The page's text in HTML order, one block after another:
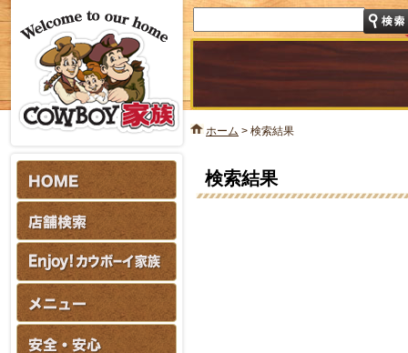
ホーム > 検索結果
検索結果